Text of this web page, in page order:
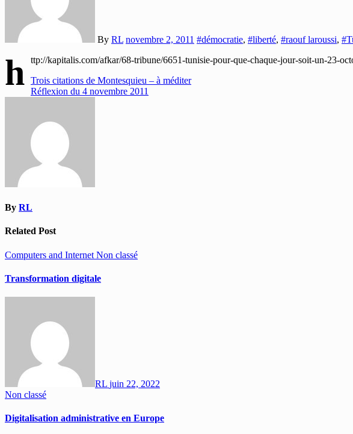
By RL novembre 2, 2011 #démocratie, #liberté, #raouf laroussi,
h ttp://kapitalis.com/afkar/68-tribune/6651-tunisie-pour-que-chaque-jour-soit-un-23-
Navigation
de
Trois citations de Montesquieu – à méditer
Réflexion du 4 novembre 2011
By RL
Related Post
Computers and Internet Non classé
Transformation digitale
RL juin 22, 2022
Non classé
Digitalisation administrative en Europe